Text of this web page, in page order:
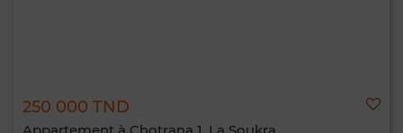
250 000 TND